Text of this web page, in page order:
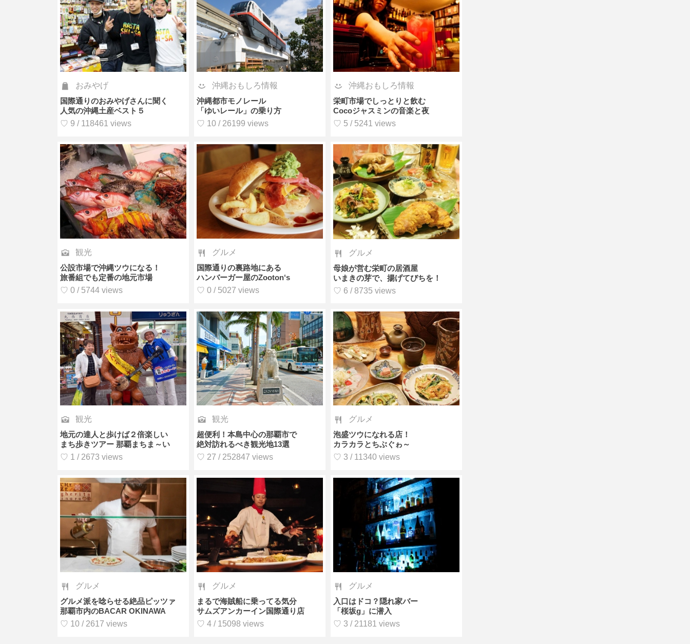
おみやげ
国際通りのおみやげさんに聞く
人気の沖縄土産ベスト５
♡ 9 / 118461 views
沖縄おもしろ情報
沖縄都市モノレール
「ゆいレール」の乗り方
♡ 10 / 26199 views
沖縄おもしろ情報
栄町市場でしっとりと飲む
Cocoジャスミンの音楽と夜
♡ 5 / 5241 views
観光
公設市場で沖縄ツウになる！
旅番組でも定番の地元市場
♡ 0 / 5744 views
グルメ
国際通りの裏路地にある
ハンバーガー屋のZooton‘s
♡ 0 / 5027 views
グルメ
母娘が営む栄町の居酒屋
いまきの芽で、揚げてびちを！
♡ 6 / 8735 views
観光
地元の達人と歩けば２倍楽しい
まち歩きツアー 那覇まちま～い
♡ 1 / 2673 views
観光
超便利！本島中心の那覇市で
絶対訪れるべき観光地13選
♡ 27 / 252847 views
グルメ
泡盛ツウになれる店！
カラカラとちぶぐゎ～
♡ 3 / 11340 views
グルメ
グルメ派を唸らせる絶品ピッツァ
那覇市内のBACAR OKINAWA
♡ 10 / 2617 views
グルメ
まるで海賊船に乗ってる気分
サムズアンカーイン国際通り店
♡ 4 / 15098 views
グルメ
入口はドコ？隠れ家バー
「桜坂g」に潜入
♡ 3 / 21181 views